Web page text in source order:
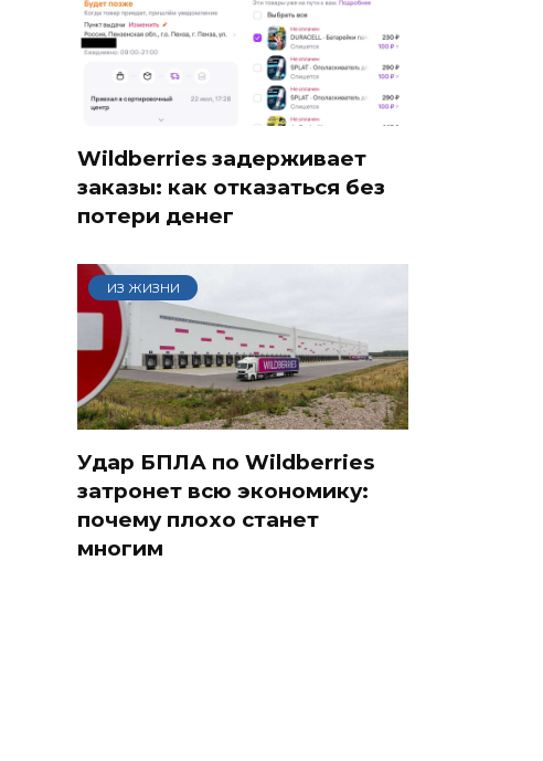
Wildberries задерживает
заказы: как отказаться без
потери денег
ИЗ ЖИЗНИ
Удар БПЛА по Wildberries
затронет всю экономику:
почему плохо станет
многим